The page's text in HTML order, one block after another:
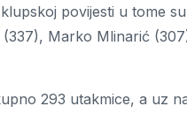
povijesti u tome
Marko Mlinarić
293 utakmice, a uz